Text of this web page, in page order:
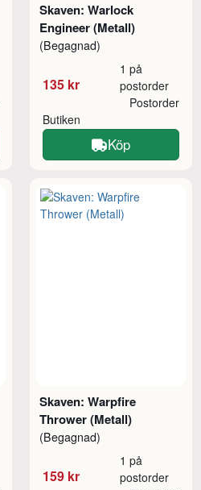
Skaven: Warlock
Engineer (Metall)
(Begagnad)
135 kr
1 på
postorder
Butiken
Postorder
Köp
Skaven: Warpfire
Thrower (Metall)
(Begagnad)
159 kr
1 på
postorder